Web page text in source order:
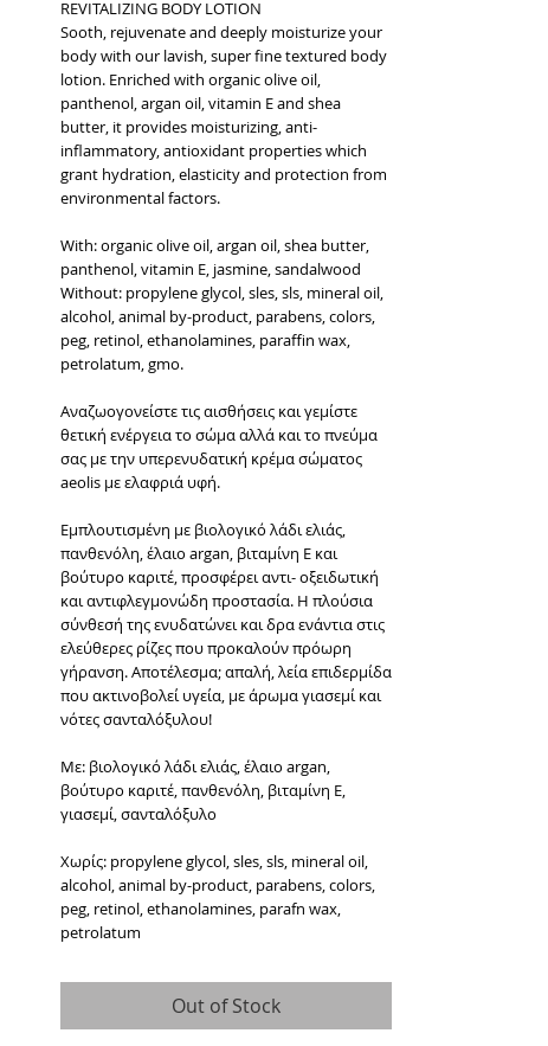
REVITALIZING BODY LOTION
Sooth, rejuvenate and deeply moisturize your
body with our lavish, super fine textured body
lotion. Enriched with organic olive oil,
panthenol, argan oil, vitamin E and shea
butter, it provides moisturizing, anti-
inflammatory, antioxidant properties which
grant hydration, elasticity and protection from
environmental factors.
With: organic olive oil, argan oil, shea butter,
panthenol, vitamin E, jasmine, sandalwood
Without: propylene glycol, sles, sls, mineral oil,
alcohol, animal by-product, parabens, colors,
peg, retinol, ethanolamines, paraffin wax,
petrolatum, gmo.
Αναζωογονείστε τις αισθήσεις και γεμίστε
θετική ενέργεια το σώμα αλλά και το πνεύμα
σας με την υπερενυδατική κρέμα σώματος
aeolis με ελαφριά υφή.
Εμπλουτισμένη με βιολογικό λάδι ελιάς,
πανθενόλη, έλαιο argan, βιταμίνη Ε και
βούτυρο καριτέ, προσφέρει αντι- οξειδωτική
και αντιφλεγμονώδη προστασία. Η πλούσια
σύνθεσή της ενυδατώνει και δρα ενάντια στις
ελεύθερες ρίζες που προκαλούν πρόωρη
γήρανση. Αποτέλεσμα; απαλή, λεία επιδερμίδα
που ακτινοβολεί υγεία, με άρωμα γιασεμί και
νότες σανταλόξυλου!
Με: βιολογικό λάδι ελιάς, έλαιο argan,
βούτυρο καριτέ, πανθενόλη, βιταμίνη Ε,
γιασεμί, σανταλόξυλο
Xωρίς: propylene glycol, sles, sls, mineral oil,
alcohol, animal by-product, parabens, colors,
peg, retinol, ethanolamines, parafn wax,
petrolatum
Out of Stock